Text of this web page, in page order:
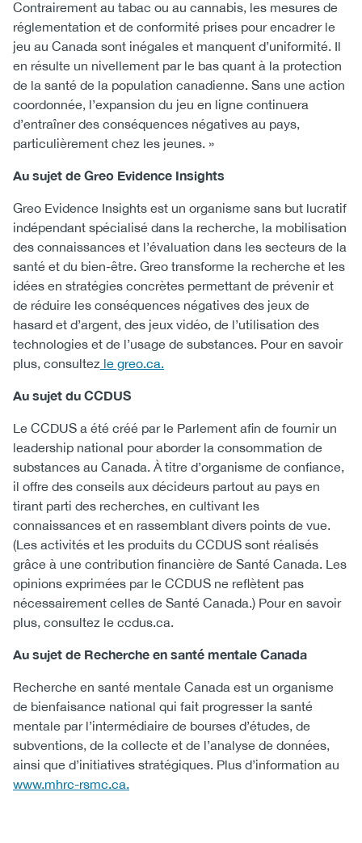
Contrairement au tabac ou au cannabis, les mesures de
réglementation et de conformité prises pour encadrer le
jeu au Canada sont inégales et manquent d’uniformité. Il
en résulte un nivellement par le bas quant à la protection
de la santé de la population canadienne. Sans une action
coordonnée, l’expansion du jeu en ligne continuera
d’entraîner des conséquences négatives au pays,
particulièrement chez les jeunes. »
Au sujet de Greo Evidence Insights
Greo Evidence Insights est un organisme sans but lucratif
indépendant spécialisé dans la recherche, la mobilisation
des connaissances et l’évaluation dans les secteurs de la
santé et du bien-être. Greo transforme la recherche et les
idées en stratégies concrètes permettant de prévenir et
de réduire les conséquences négatives des jeux de
hasard et d’argent, des jeux vidéo, de l’utilisation des
technologies et de l’usage de substances. Pour en savoir
plus, consultez le greo.ca.
Au sujet du CCDUS
Le CCDUS a été créé par le Parlement afin de fournir un
leadership national pour aborder la consommation de
substances au Canada. À titre d’organisme de confiance,
il offre des conseils aux décideurs partout au pays en
tirant parti des recherches, en cultivant les
connaissances et en rassemblant divers points de vue.
(Les activités et les produits du CCDUS sont réalisés
grâce à une contribution financière de Santé Canada. Les
opinions exprimées par le CCDUS ne reflètent pas
nécessairement celles de Santé Canada.) Pour en savoir
plus, consultez le ccdus.ca.
Au sujet de Recherche en santé mentale Canada
Recherche en santé mentale Canada est un organisme
de bienfaisance national qui fait progresser la santé
mentale par l’intermédiaire de bourses d’études, de
subventions, de la collecte et de l’analyse de données,
ainsi que d’initiatives stratégiques. Plus d’information au
www.mhrc-rsmc.ca.